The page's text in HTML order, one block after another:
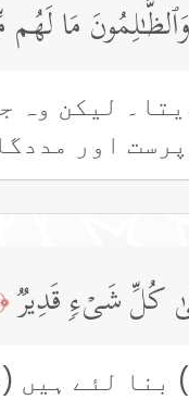
مَا
لیکن وہ
اور
كُلِّ شَیۡءࣲ قَدِیرࣱ ﴿9﴾
لئے ہیں